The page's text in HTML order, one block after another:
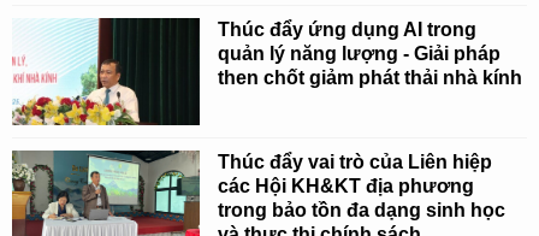
Thúc đẩy ứng dụng AI trong
quản lý năng lượng - Giải pháp
then chốt giảm phát thải nhà kính
Thúc đẩy vai trò của Liên hiệp
các Hội KH&KT địa phương
trong bảo tồn đa dạng sinh học